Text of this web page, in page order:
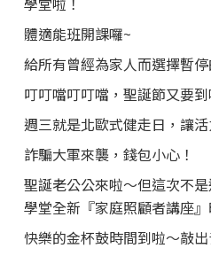
體適能班開課囉~
給所有曾經為家人而選擇暫
叮叮噹叮叮噹，聖誕節又要到
週三就是北歐式健走日，讓
詐騙大軍來襲，錢包小心！
聖誕老公公來啦～但這次不
學堂全新『家庭照顧者講座』
快樂的金杯鼓時間到啦～敲